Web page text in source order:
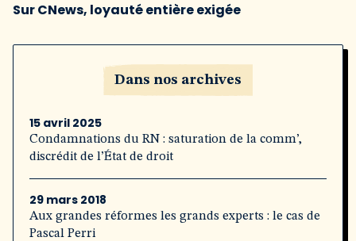
Sur CNews, loyauté entière exigée
Dans nos archives
15 avril 2025
Condamnations du RN : saturation de la comm’,
discrédit de l’État de droit
29 mars 2018
Aux grandes réformes les grands experts : le cas de
Pascal Perri